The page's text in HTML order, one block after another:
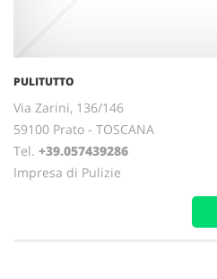
PULITUTTO
Via Zarini, 136/146
59100 Prato - TOSCANA
Tel. +39.057439286
Impresa di Pulizie